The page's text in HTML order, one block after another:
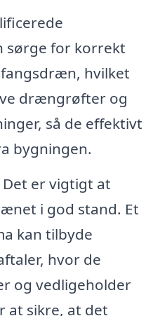
sørge for korrekt
hvilket
drængrøfter og
så de effektivt
bygningen.
Det er vigtigt at
i god stand. Et
kan tilbyde
hvor de
og vedligeholder
at sikre, at det